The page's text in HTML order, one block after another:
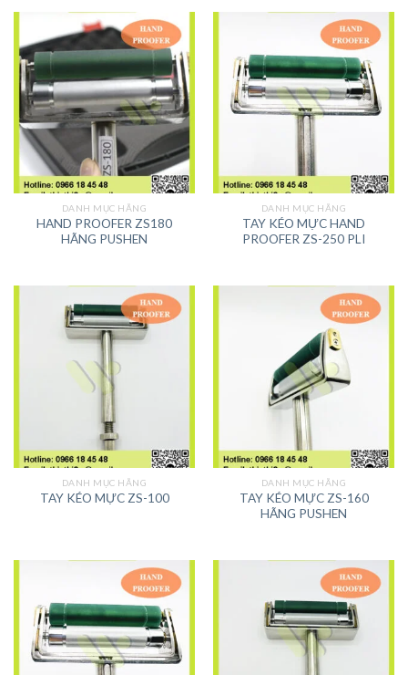
DANH MỤC HÃNG
HAND PROOFER ZS180
HÃNG PUSHEN
DANH MỤC HÃNG
TAY KÉO MỰC HAND
PROOFER ZS-250 PLI
DANH MỤC HÃNG
TAY KÉO MỰC ZS-100
DANH MỤC HÃNG
TAY KÉO MỰC ZS-160
HÃNG PUSHEN